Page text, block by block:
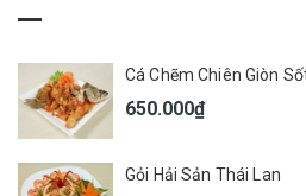
Cá Chẽm Chiên Giòn
650.000₫
Gỏi Hải Sản Thái Lan